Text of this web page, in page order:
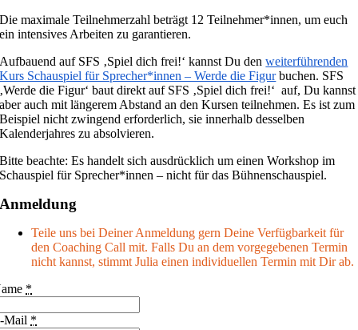
Die maximale Teilnehmerzahl beträgt 12 Teilnehmer*innen, um euch
ein intensives Arbeiten zu garantieren.
Aufbauend auf SFS ‚Spiel dich frei!‘ kannst Du denweiterführenden
Kurs Schauspiel für Sprecher*innen – Werde die Figurbuchen. SFS
‚Werde die Figur‘ baut direkt auf SFS ‚Spiel dich frei!‘ auf, Du kannst
aber auch mit längerem Abstand an den Kursen teilnehmen. Es ist zum
Beispiel nicht zwingend erforderlich, sie innerhalb desselben
Kalenderjahres zu absolvieren.
Bitte beachte: Es handelt sich ausdrücklich um einen Workshop im
Schauspiel für Sprecher*innen – nicht für das Bühnenschauspiel.
Anmeldung
Teile uns bei Deiner Anmeldung gern Deine Verfügbarkeit für
den Coaching Call mit. Falls Du an dem vorgegebenen Termin
nicht kannst, stimmt Julia einen individuellen Termin mit Dir ab.
*
Mail *